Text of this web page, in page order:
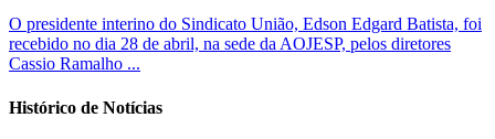
O presidente interino do Sindicato União, Edson Edgard Batista, foi
recebido no dia 28 de abril, na sede da AOJESP, pelos diretores
Cassio Ramalho ...
Histórico de Notícias